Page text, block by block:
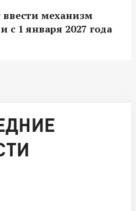
механизм
с 1 января 2027 года